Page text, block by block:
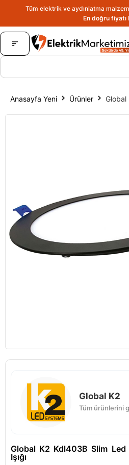
Tüm elektrik ve aydınlatma
En doğru fiyatı
Anasayfa Yeni Ürünler Global
Global K2
Tüm ürünlerini
Global K2 Kdl403B Slim Led
Işığı